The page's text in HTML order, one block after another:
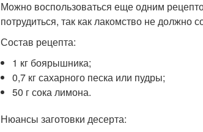
Можно воспользоваться еще одним
потрудиться, так как лакомство не должно
Состав рецепта:
1 кг боярышника;
0,7 кг сахарного песка или пудры;
50 г сока лимона.
Нюансы заготовки десерта: